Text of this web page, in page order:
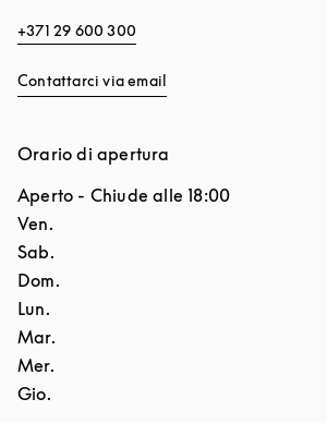
+371 29 600 300
Contattarci via email
Orario di apertura
Aperto - Chiude alle 18:00
Giorno della settimana
Ven.
Sab.
Dom.
Lun.
Mar.
Mer.
Gio.